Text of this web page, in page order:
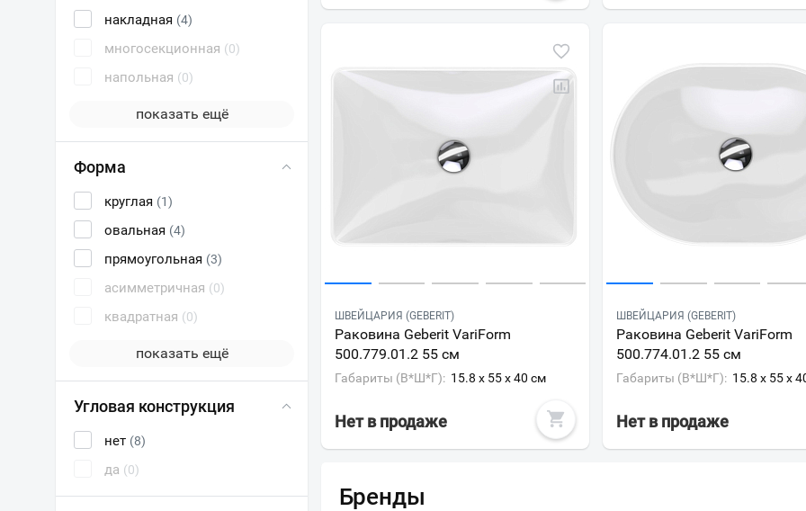
накладная (4)
многосекционная (0)
напольная (0)
показать ещё
Форма
круглая (1)
овальная (4)
прямоугольная (3)
асимметричная (0)
квадратная (0)
показать ещё
Угловая конструкция
нет (8)
да (0)
ШВЕЙЦАРИЯ (GEBERIT)
Раковина Geberit VariForm
500.779.01.2 55 см
Габариты (В*Ш*Г): 15.8 x 55 x 40 см
Нет в продаже
ШВЕЙЦАРИЯ (GEBERIT)
Раковина Geberit VariForm
500.774.01.2 55 см
Габариты (В*Ш*Г): 15.8 x 55 x
Нет в продаже
Бренды
Ваш город?